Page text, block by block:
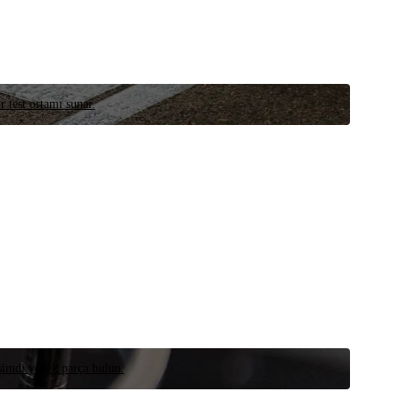
test ortamı sunar.
yedek parça bulun.